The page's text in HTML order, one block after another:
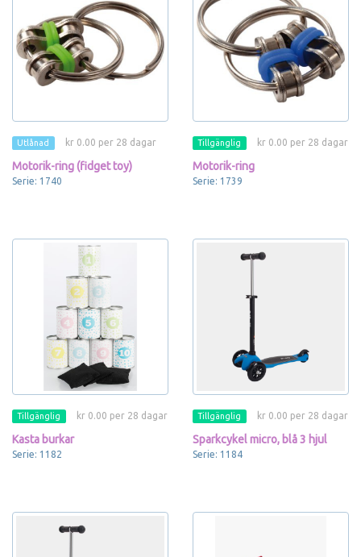
Utlånad kr 0.00 per 28 dagar
Motorik-ring (fidget toy)
Serie: 1740
Tillgänglig kr 0.00 per 28 dagar
Motorik-ring
Serie: 1739
Tillgänglig kr 0.00 per 28 dagar
Kasta burkar
Serie: 1182
Tillgänglig kr 0.00 per 28 dagar
Sparkcykel micro, blå 3 hjul
Serie: 1184